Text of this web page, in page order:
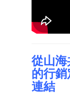
從山
的行
連結